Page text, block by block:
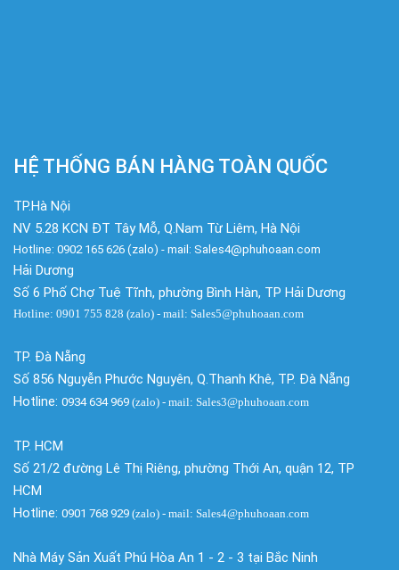
HỆ THỐNG BÁN HÀNG TOÀN QUỐC
TP.Hà Nội
NV 5.28 KCN ĐT Tây Mỗ, Q.Nam Từ Liêm, Hà Nội
Hotline: 0902 165 626 (zalo) - mail: Sales4@phuhoaan.com
Hải Dương
Số 6 Phố Chợ Tuệ Tĩnh, phường Bình Hàn, TP Hải Dương
Hotline: 0901 755 828 (zalo) - mail: Sales5@phuhoaan.com
TP. Đà Nẵng
Số 856 Nguyễn Phước Nguyên, Q.Thanh Khê, TP. Đà Nẵng
Hotline: 0934 634 969 (zalo) - mail: Sales3@phuhoaan.com
TP. HCM
Số 21/2 đường Lê Thị Riêng, phường Thới An, quận 12, TP
HCM
Hotline: 0901 768 929 (zalo) - mail: Sales4@phuhoaan.com
Nhà Máy Sản Xuất Phú Hòa An 1 - 2 - 3 tại Bắc Ninh